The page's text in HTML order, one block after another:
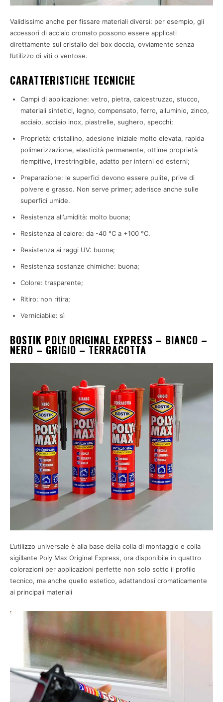
Validissimo anche per fissare materiali diversi: per esempio, gli
accessori di acciaio cromato possono essere applicati
direttamente sul cristallo del box doccia, ovviamente senza
l’utilizzo di viti o ventose.
CARATTERISTICHE TECNICHE
Campi di applicazione: vetro, pietra, calcestruzzo, stucco,
materiali sintetici, legno, compensato, ferro, alluminio, zinco,
acciaio, acciaio inox, piastrelle, sughero, specchi;
Proprietà: cristallino, adesione iniziale molto elevata, rapida
polimerizzazione, elasticità permanente, ottime proprietà
riempitive, irrestringibile, adatto per interni ed esterni;
Preparazione: le superfici devono essere pulite, prive di
polvere e grasso. Non serve primer; aderisce anche sulle
superfici umide.
Resistenza all’umidità: molto buona;
Resistenza al calore: da -40 °C a +100 °C.
Resistenza ai raggi UV: buona;
Resistenza sostanze chimiche: buona;
Colore: trasparente;
Ritiro: non ritira;
Verniciabile: sì
BOSTIK POLY ORIGINAL EXPRESS – BIANCO –
NERO – GRIGIO – TERRACOTTA
L’utilizzo universale è alla base della colla di montaggio e colla
sigillante Poly Max Original Express, ora disponibile in quattro
colorazioni per applicazioni perfette non solo sotto il profilo
tecnico, ma anche quello estetico, adattandosi cromaticamente
ai principali materiali